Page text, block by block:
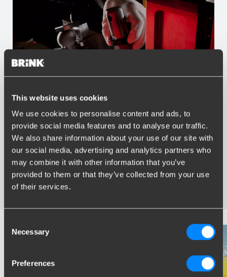
This website uses cookies
We use cookies to personalise content and ads, to
provide social media features and to analyse our traffic.
We also share information about your use of our site with
our social media, advertising and analytics partners who
may combine it with other information that you’ve
provided to them or that they’ve collected from your use
of their services.
Selection
Necessary
Preferences
Vorteile von Brink
Größter Sortiment Anhängerkupplungen
Speziell entwickelt und getestet für Ihr Auto
Sichere und zertifizierte Anhängerkupplungen
Montage in Ihrer Nähe
Verschiedene Anhängerkupplungen verfügbar für Sie:
starre, abnehmbare und schwenkbare